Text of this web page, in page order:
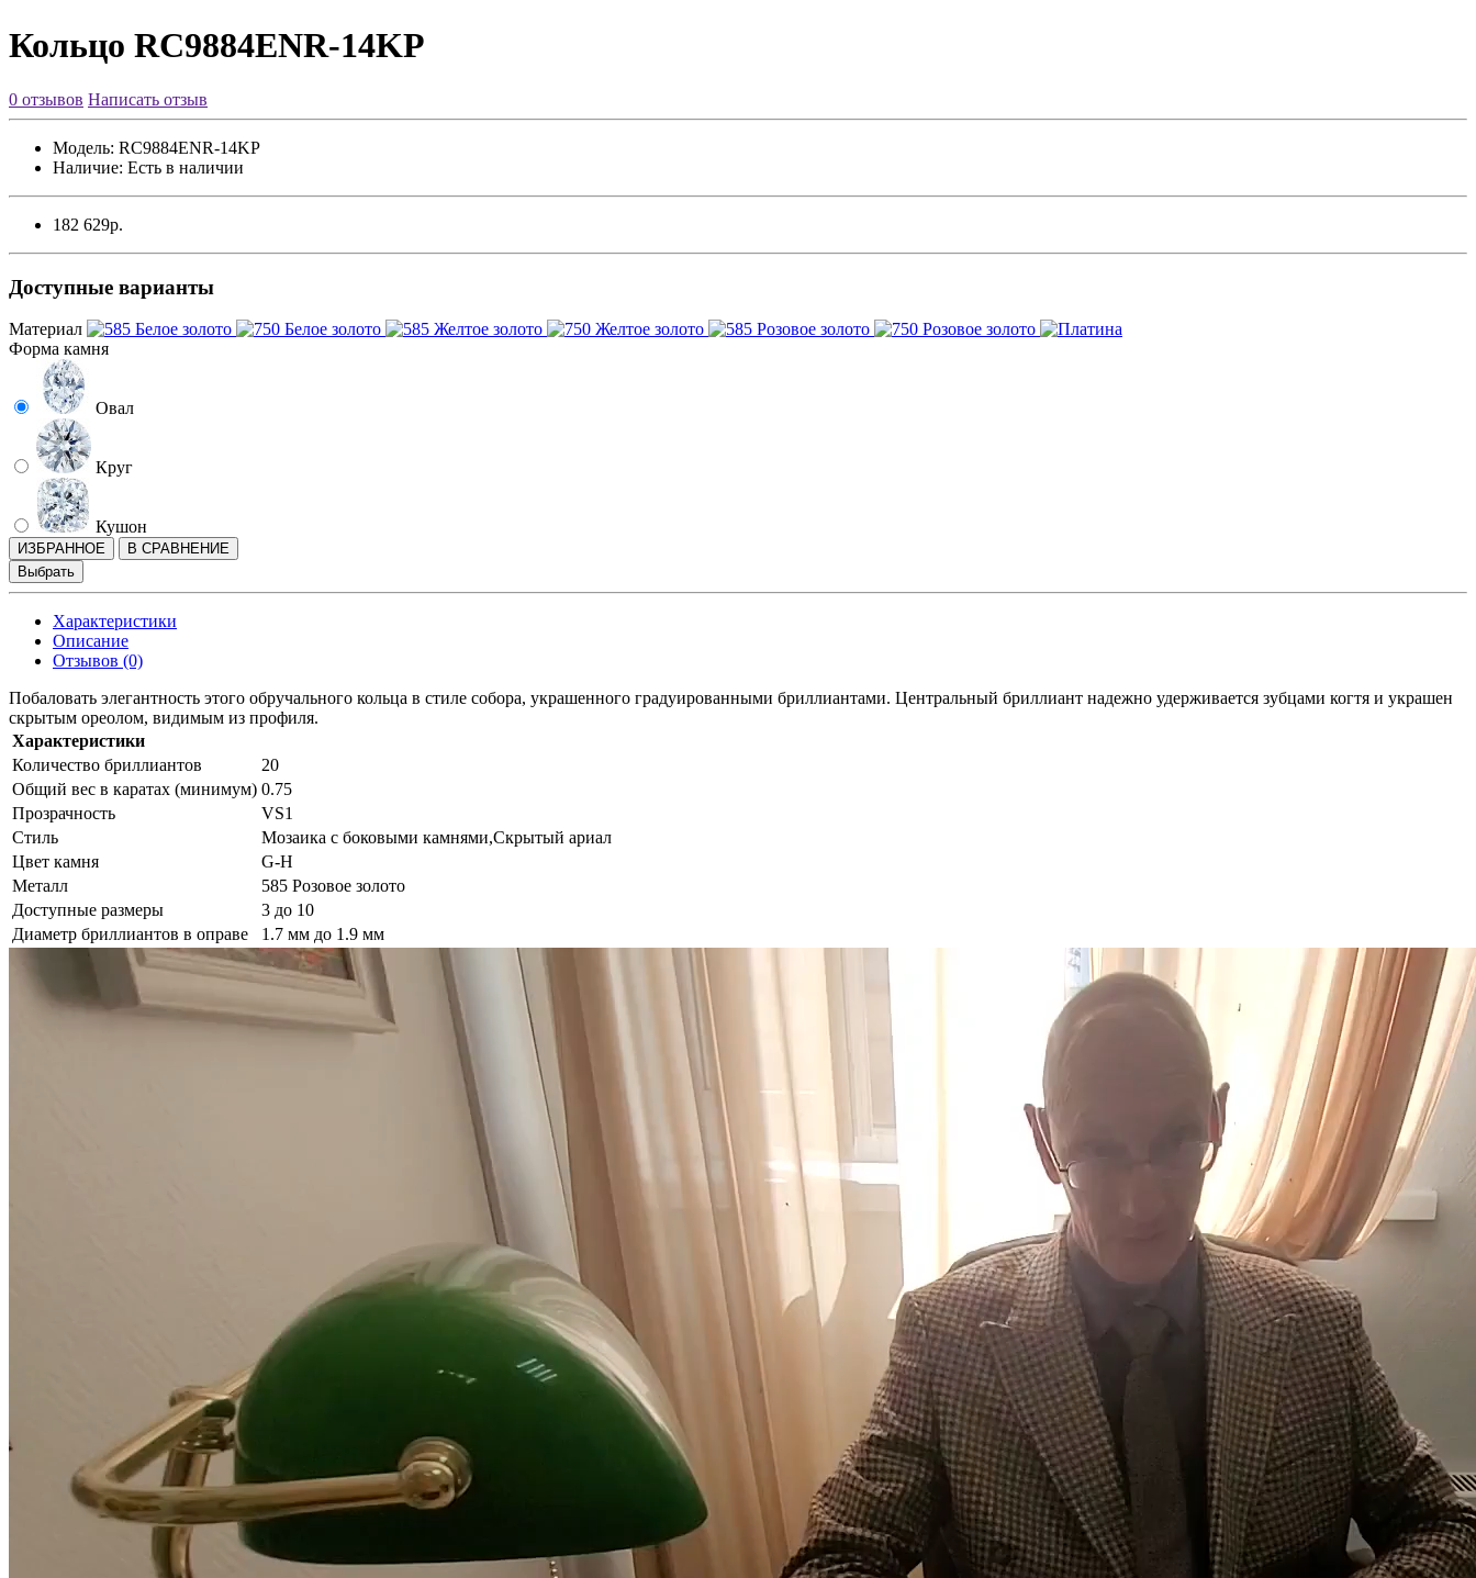
Кольцо RC9884ENR-14KP
0 отзывов Написать отзыв
Модель: RC9884ENR-14KP
Наличие: Есть в наличии
182 629р.
Доступные варианты
Материал
Форма камня
Овал
Круг
Кушон
ИЗБРАННОЕ
В СРАВНЕНИЕ
Выбрать
Характеристики
Описание
Отзывов (0)
Побаловать элегантность этого обручального кольца в стиле собора, украшенного градуированными бриллиантами. Центральный бриллиант надежно удерживается зубцами когтя и украшен
скрытым ореолом, видимым из профиля.
Характеристики
Количество бриллиантов
20
Общий вес в каратах (минимум) 0.75
Прозрачность
VS1
Стиль
Мозаика с боковыми камнями,Скрытый ариал
Цвет камня
G-H
Металл
585 Розовое золото
Доступные размеры
3 до 10
Диаметр бриллиантов в оправе
1.7 мм до 1.9 мм